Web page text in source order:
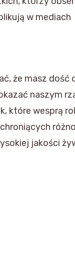
w mediach
że masz dość
naszym
które wesprą
jakości